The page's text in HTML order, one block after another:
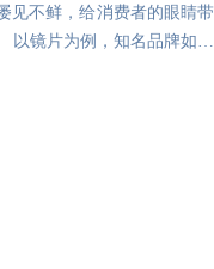
见不鲜，给消费者的眼睛带
以镜片为例，知名品牌如蔡